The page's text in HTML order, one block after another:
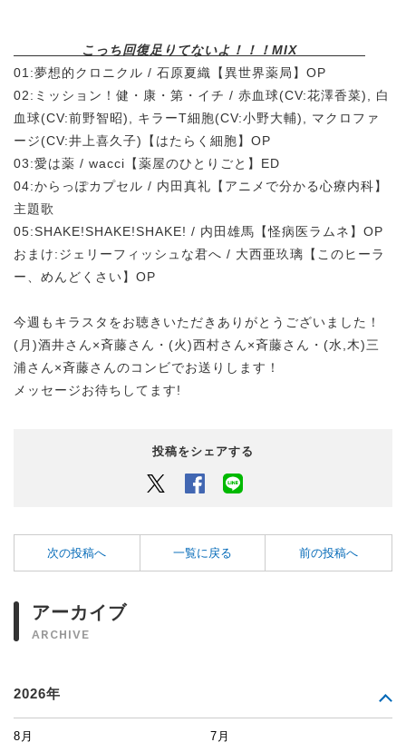
こっち回復足りてないよ！！！MIX
01:夢想的クロニクル / 石原夏織【異世界薬局】OP
02:ミッション！健・康・第・イチ / 赤血球(CV:花澤香菜), 白
血球(CV:前野智昭), キラーT細胞(CV:小野大輔), マクロファ
ージ(CV:井上喜久子)【はたらく細胞】OP
03:愛は薬 / wacci【薬屋のひとりごと】ED
04:からっぽカプセル / 内田真礼【アニメで分かる心療内科】
主題歌
05:SHAKE!SHAKE!SHAKE! / 内田雄馬【怪病医ラムネ】OP
おまけ:ジェリーフィッシュな君へ / 大西亜玖璃【このヒーラ
ー、めんどくさい】OP
今週もキラスタをお聴きいただきありがとうございました！
(月)酒井さん×斉藤さん・(火)西村さん×斉藤さん・(水,木)三
浦さん×斉藤さんのコンビでお送りします！
メッセージお待ちしてます!
投稿をシェアする
Twitter Facebook
次の投稿へ 一覧に戻る 前の投稿へ
アーカイブ
ARCHIVE
2026年
8月 7月